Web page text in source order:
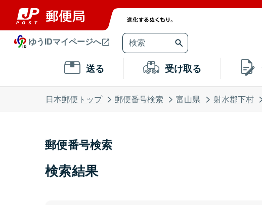
ゆうIDマイページへ
送る 受け取る
日本郵便トップ 郵便番号検索 富山県 射水郡下村
郵便番号検索
検索結果